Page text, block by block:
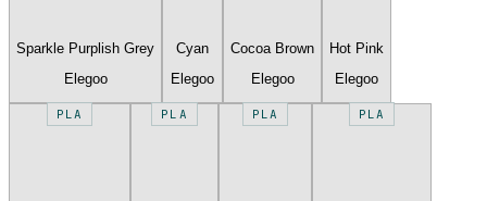
Sparkle Purplish Grey
Elegoo
Cyan
Elegoo
Cocoa Brown
Elegoo
Hot Pink
Elegoo
PLA PLA PLA PLA